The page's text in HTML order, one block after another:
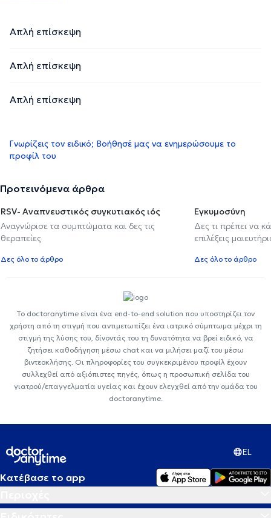
Απλή επίσκεψη
Απλή επίσκεψη
Απλή επίσκεψη
Γνωρίζεις τον ειδικό; Βοήθησέ μας να ενημερώσουμε το
προφίλ του
Προτεινόμενα άρθρα
RSV- Αναπνευστικός συγκυτιακός ιός
Αναγνώρισε τα συμπτώματα και δες τις
θεραπείες
Δες όλο το άρθρο
Εγκυμοσύνη
Δες τι πρέπει να
επιλέξεις
Δες όλο το άρθρο
Το doctoranytime είναι ένα end-to-end solution που υποστηρίζει τον
χρήστη από τη στιγμή που αντιμετωπίζει ένα ιατρικό σύμπτωμα μέχρι τη
στιγμή της λύσης του, δίνοντάς του τη δυνατότητα να βρεί ειδικό, να
ζητήσει καθοδήγηση μέσω chat και να μιλήσει μαζί του μέσω
βιντεοκλήσης. Οι πληροφορίες του συγκεκριμένου προφίλ έχουν
συλλεχθεί από αξιόπιστες πηγές, όπως η προσωπική σελίδα του
γιατρού/επαγγελματία υγείας και έχουν ελεγχθεί από την ομάδα του
doctoranytime.
EL
Κατέβασε το app